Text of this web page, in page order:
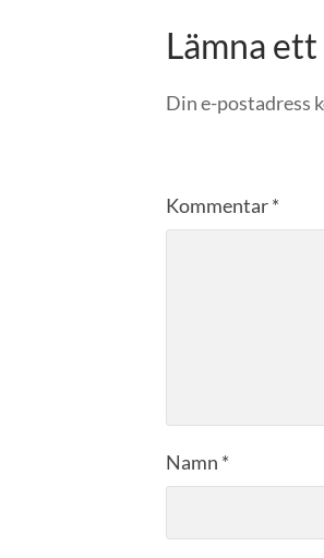
Lämna
Din e-postadress
Kommentar*
Namn *